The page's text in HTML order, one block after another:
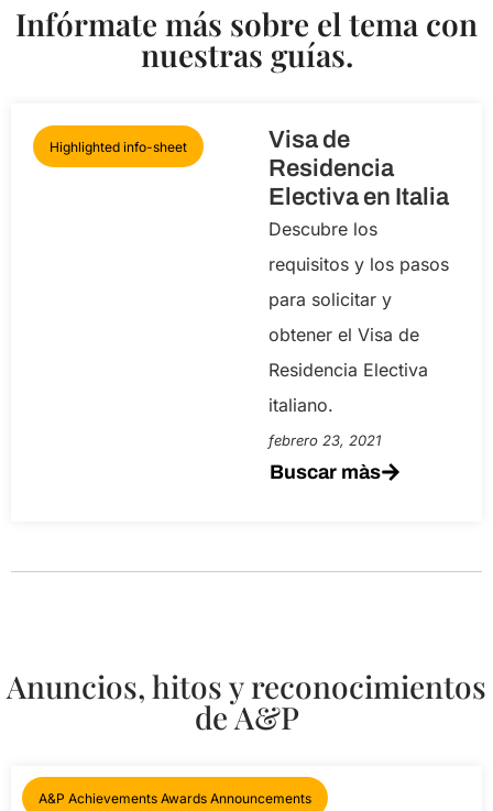
Infórmate más sobre el tema con
nuestras guías.
Highlighted info-sheet
Visa de
Residencia
Electiva en Italia
Descubre los
requisitos y los pasos
para solicitar y
obtener el Visa de
Residencia Electiva
italiano.
febrero 23, 2021
Buscar màs
Anuncios, hitos y reconocimientos
de A&P
A&P Achievements Awards Announcements